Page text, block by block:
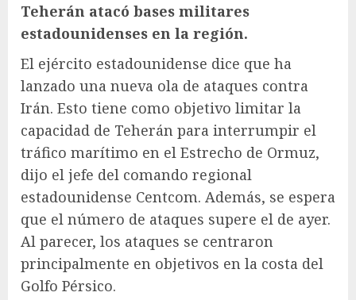
Teherán atacó bases militares
estadounidenses en la región.
El ejército estadounidense dice que ha
lanzado una nueva ola de ataques contra
Irán. Esto tiene como objetivo limitar la
capacidad de Teherán para interrumpir el
tráfico marítimo en el Estrecho de Ormuz,
dijo el jefe del comando regional
estadounidense Centcom. Además, se espera
que el número de ataques supere el de ayer.
Al parecer, los ataques se centraron
principalmente en objetivos en la costa del
Golfo Pérsico.